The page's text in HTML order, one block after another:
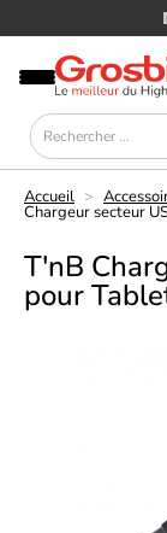
Accueil >
Chargeur secteur
T'nB
pour